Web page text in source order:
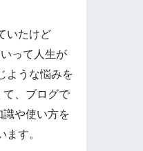
いたけど
って人生が
ような悩みを
て、ブログで
や使い方を
ます。